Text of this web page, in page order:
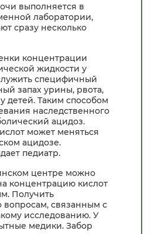
выполняется в
лаборатории,
сразу несколько
концентрации
жидкости у
специфичный
запах урины, рвота,
детей. Таким способом
наследственного
ацидоз.
может меняться
ацидозе.
педиатр.
центре можно
концентрацию кислот
Получить
вопросам, связанным с
исследованию. У
медики. Забор